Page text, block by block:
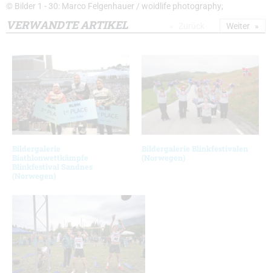
© Bilder 1 - 30: Marco Felgenhauer / woidlife photography;
VERWANDTE ARTIKEL
Bildergalerie
Biathlonwettkämpfe
Blinkfestival Sandnes
(Norwegen)
Bildergalerie Blinkfestivalen
(Norwegen)
Weiter